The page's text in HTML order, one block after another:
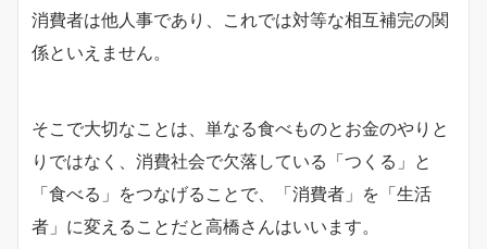
消費者は他人事であり、これでは対等な相互補完の関
係といえません。
そこで大切なことは、単なる食べものとお金のやりと
りではなく、消費社会で欠落している「つくる」と
「食べる」をつなげることで、「消費者」を「生活
者」に変えることだと高橋さんはいいます。